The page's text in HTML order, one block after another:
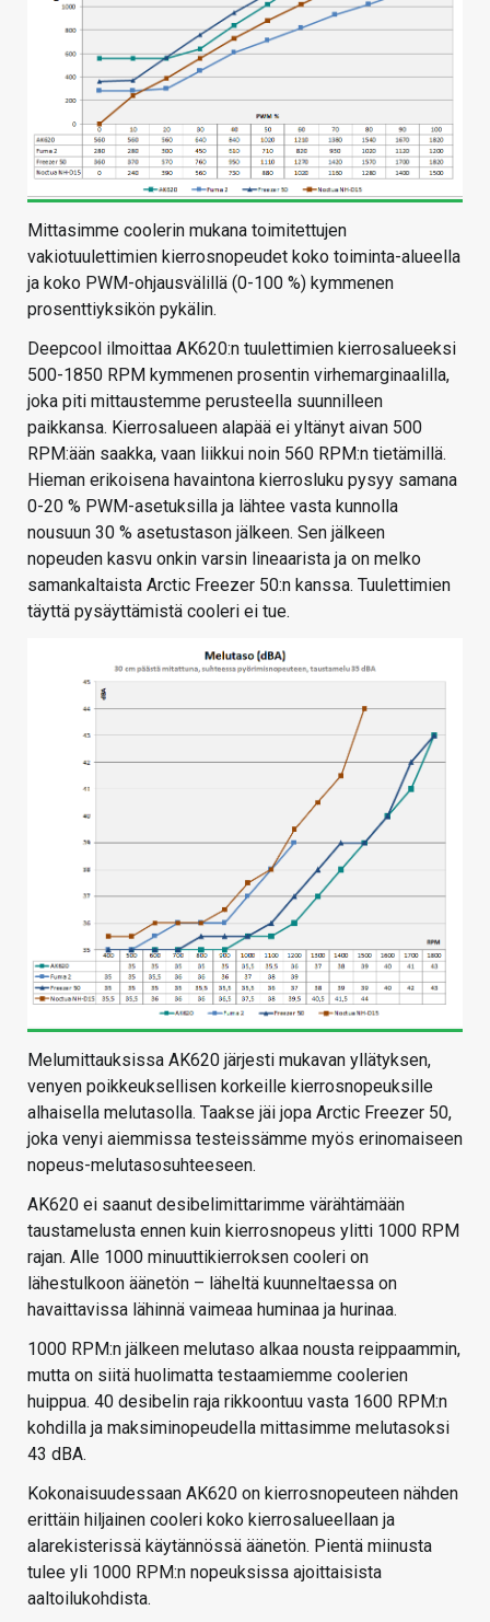
Mittasimme coolerin mukana toimitettujen
vakiotuulettimien kierrosnopeudet koko toiminta-alueella
ja koko PWM-ohjausvälillä (0-100 %) kymmenen
prosenttiyksikön pykälin.
Deepcool ilmoittaa AK620:n tuulettimien kierrosalueeksi
500-1850 RPM kymmenen prosentin virhemarginaalilla,
joka piti mittaustemme perusteella suunnilleen
paikkansa. Kierrosalueen alapää ei yltänyt aivan 500
RPM:ään saakka, vaan liikkui noin 560 RPM:n tietämillä.
Hieman erikoisena havaintona kierrosluku pysyy samana
0-20 % PWM-asetuksilla ja lähtee vasta kunnolla
nousuun 30 % asetustason jälkeen. Sen jälkeen
nopeuden kasvu onkin varsin lineaarista ja on melko
samankaltaista Arctic Freezer 50:n kanssa. Tuulettimien
täyttä pysäyttämistä cooleri ei tue.
Melumittauksissa AK620 järjesti mukavan yllätyksen,
venyen poikkeuksellisen korkeille kierrosnopeuksille
alhaisella melutasolla. Taakse jäi jopa Arctic Freezer 50,
joka venyi aiemmissa testeissämme myös erinomaiseen
nopeus-melutasosuhteeseen.
AK620 ei saanut desibelimittarimme värähtämään
taustamelusta ennen kuin kierrosnopeus ylitti 1000 RPM
rajan. Alle 1000 minuuttikierroksen cooleri on
lähestulkoon äänetön – läheltä kuunneltaessa on
havaittavissa lähinnä vaimeaa huminaa ja hurinaa.
1000 RPM:n jälkeen melutaso alkaa nousta reippaammin,
mutta on siitä huolimatta testaamiemme coolerien
huippua. 40 desibelin raja rikkoontuu vasta 1600 RPM:n
kohdilla ja maksiminopeudella mittasimme melutasoksi
43 dBA.
Kokonaisuudessaan AK620 on kierrosnopeuteen nähden
erittäin hiljainen cooleri koko kierrosalueellaan ja
alarekisterissä käytännössä äänetön. Pientä miinusta
tulee yli 1000 RPM:n nopeuksissa ajoittaisista
aaltoilukohdista.